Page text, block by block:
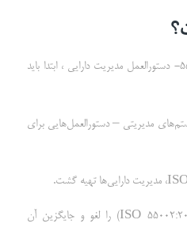
به جهت بررسی گواهینامه ایزو 55002- دستورالعمل مدیریت دارایی ، ابتدا باید
– سیستم‌های مدیریتی – دستورالعمل‌هایی برای
این ویرایش دوم، ویرایش اول (ISO 55002:2014) را لغو و جایگزین آن